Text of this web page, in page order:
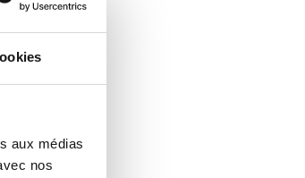
aux médias
nos